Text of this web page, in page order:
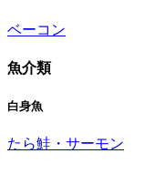
ベーコン
魚介類
白身魚
たら鮭・サーモン